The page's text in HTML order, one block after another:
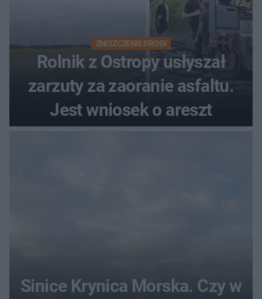
ZNISZCZENIE DROGI
Rolnik z Ostropy usłyszał
zarzuty za zaoranie asfaltu.
Jest wniosek o areszt
Sinice Krynica Morska. Czy w